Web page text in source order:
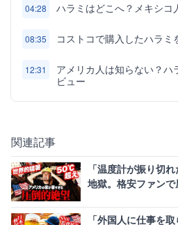
04:28 ハラミはどこへ？メキシコ
08:35 コストコで購入したハラミ
12:31
アメリカ人は知らない？ハ
ビュー
関連記事
「温度計が振り切
地獄。格安ファン
「外国人に仕事を